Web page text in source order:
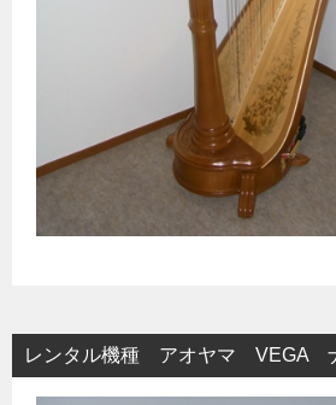
レンタル機種 アオヤマ VEGA